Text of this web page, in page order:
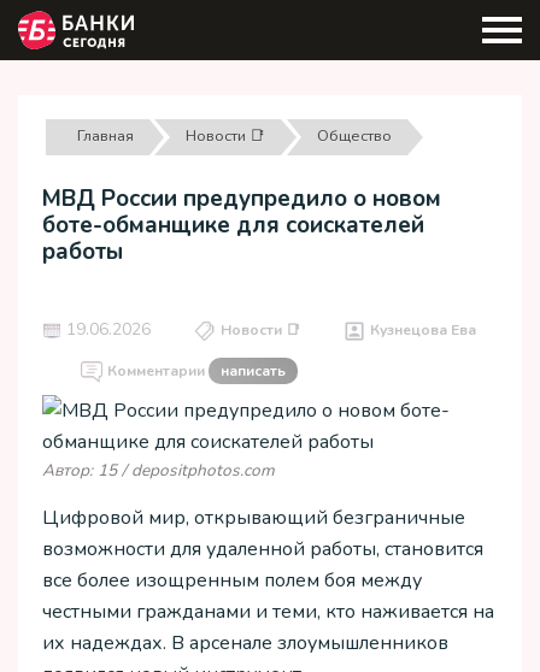
Главная Новости 📑 Общество
МВД России предупредило о новом
боте-обманщике для соискателей
работы
19.06.2026 Новости 📑 Кузнецова Ева
Комментарии написать
Автор: 15 / depositphotos.com
Цифровой мир, открывающий безграничные
возможности для удаленной работы, становится
все более изощренным полем боя между
честными гражданами и теми, кто наживается на
их надеждах. В арсенале злоумышленников